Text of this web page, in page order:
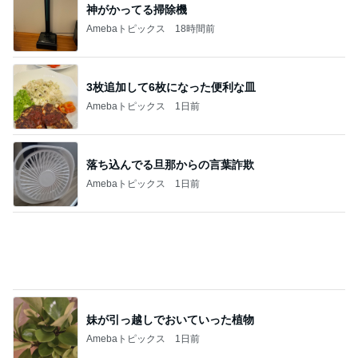
心配性の妹のため早めに空港到着
内科と産婦人科の診察と貰った薬
Amebaトピックス 1日前